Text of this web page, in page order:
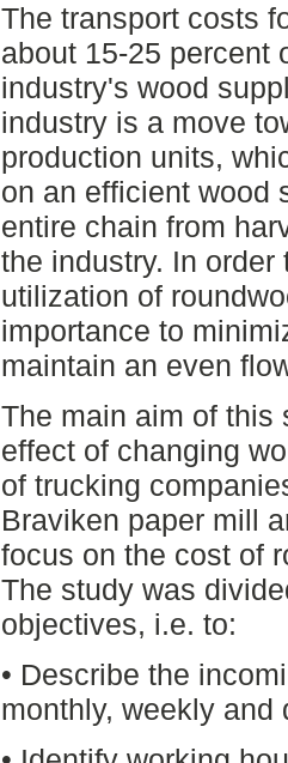
The transport costs
about 15-25 percent
industry's wood
industry is a move
production units,
on an efficient wood
entire chain from
the industry. In
utilization of
importance to
maintain an even
The main aim of this
effect of changing
of trucking
Braviken paper mill
focus on the cost of
The study was
objectives, i.e. to:
• Describe the
monthly, weekly and